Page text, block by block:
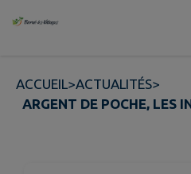
Contenu
ACCUEIL>ACTUALITÉS>
ARGENT DE POCHE, LES